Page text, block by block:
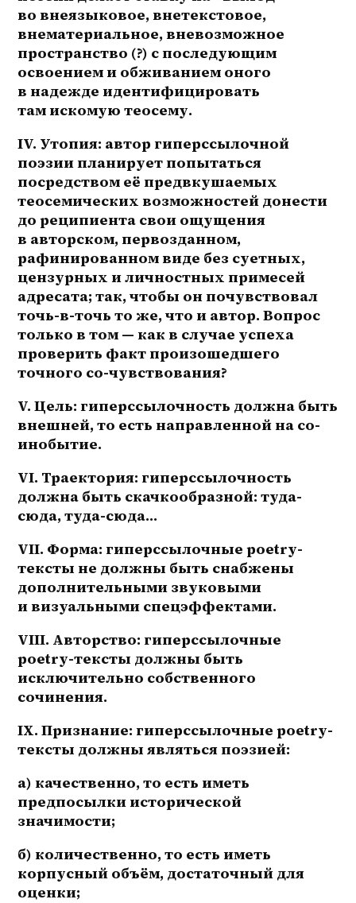
во внеязыковое, внетекстовое,
внематериальное, вневозможное
пространство (?) с последующим
освоением и обживанием оного
в надежде идентифицировать
там искомую теосему.
IV. Утопия: автор гиперссылочной
поэзии планирует попытаться
посредством её предвкушаемых
теосемических возможностей донести
до реципиента свои ощущения
в авторском, первозданном,
рафинированном виде без суетных,
цензурных и личностных примесей
адресата; так, чтобы он почувствовал
точь-в-точь то же, что и автор. Вопрос
только в том — как в случае успеха
проверить факт произошедшего
точного со-чувствования?
V. Цель: гиперссылочность должна быть
внешней, то есть направленной на со-
инобытие.
VI. Траектория: гиперссылочность
должна быть скачкообразной: туда-
сюда, туда-сюда…
VII. Форма: гиперссылочные poetry-
тексты не должны быть снабжены
дополнительными звуковыми
и визуальными спецэффектами.
VIII. Авторство: гиперссылочные
poetry-тексты должны быть
исключительно собственного
сочинения.
IX. Признание: гиперссылочные poetry-
тексты должны являться поэзией:
а) качественно, то есть иметь
предпосылки исторической
значимости;
б) количественно, то есть иметь
корпусный объём, достаточный для
оценки;